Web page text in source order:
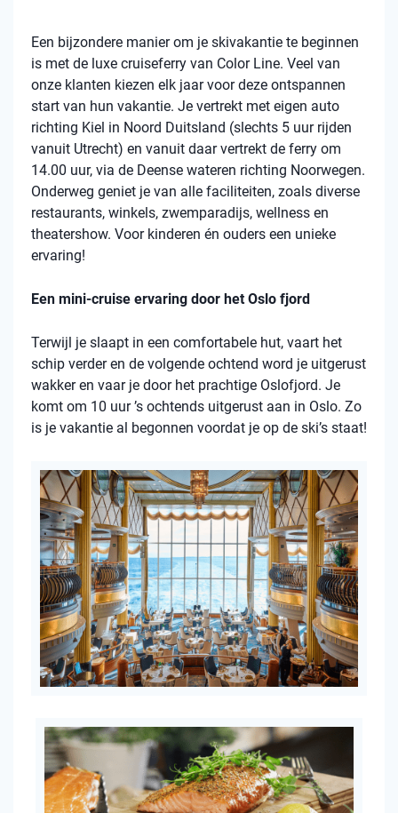
Een bijzondere manier om je skivakantie te beginnen
is met de luxe cruiseferry van Color Line. Veel van
onze klanten kiezen elk jaar voor deze ontspannen
start van hun vakantie. Je vertrekt met eigen auto
richting Kiel in Noord Duitsland (slechts 5 uur rijden
vanuit Utrecht) en vanuit daar vertrekt de ferry om
14.00 uur, via de Deense wateren richting Noorwegen.
Onderweg geniet je van alle faciliteiten, zoals diverse
restaurants, winkels, zwemparadijs, wellness en
theatershow. Voor kinderen én ouders een unieke
ervaring!
Een mini-cruise ervaring door het Oslo fjord
Terwijl je slaapt in een comfortabele hut, vaart het
schip verder en de volgende ochtend word je uitgerust
wakker en vaar je door het prachtige Oslofjord. Je
komt om 10 uur ’s ochtends uitgerust aan in Oslo. Zo
is je vakantie al begonnen voordat je op de ski’s staat!